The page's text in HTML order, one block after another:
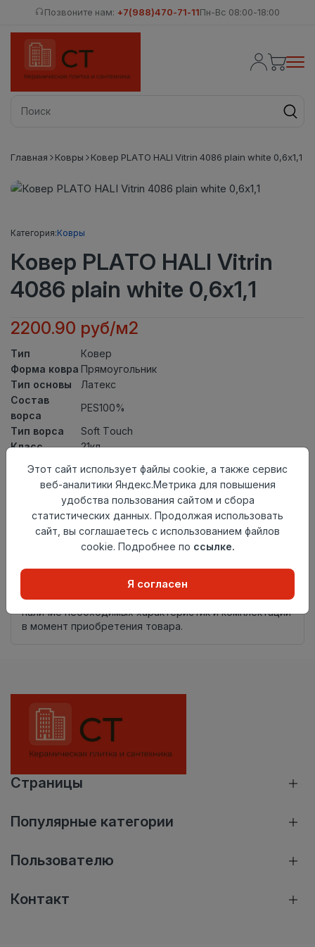
Позвоните нам: +7(988)470-71-11Пн-Вс 08:00-18:00
Главная Ковры Ковер PLATO HALI Vitrin 4086 plain white 0,6х1,1
Категория:Ковры
Ковер PLATO HALI Vitrin
4086 plain white 0,6х1,1
2200.90 руб/м2
Тип
Ковер
Форма ковра Прямоугольник
Тип основы
Латекс
Состав
ворса
PES100%
Тип ворса
Soft Touch
Класс
21кл
происхождения
Турция
Осталось1 шт
Внимание! Внешний вид товара может отличаться от
представленного на настоящем сайте. Проверяйте
наличие необходимых характеристик и комплектации
в момент приобретения товара.
Страницы
Популярные категории
Пользователю
Контакт
Этот сайт использует файлы cookie, а также сервис
веб-аналитики Яндекс.Метрика для повышения
удобства пользования сайтом и сбора
статистических данных. Продолжая использовать
сайт, вы соглашаетесь с использованием файлов
cookie. Подробнее по ссылке.
Я согласен